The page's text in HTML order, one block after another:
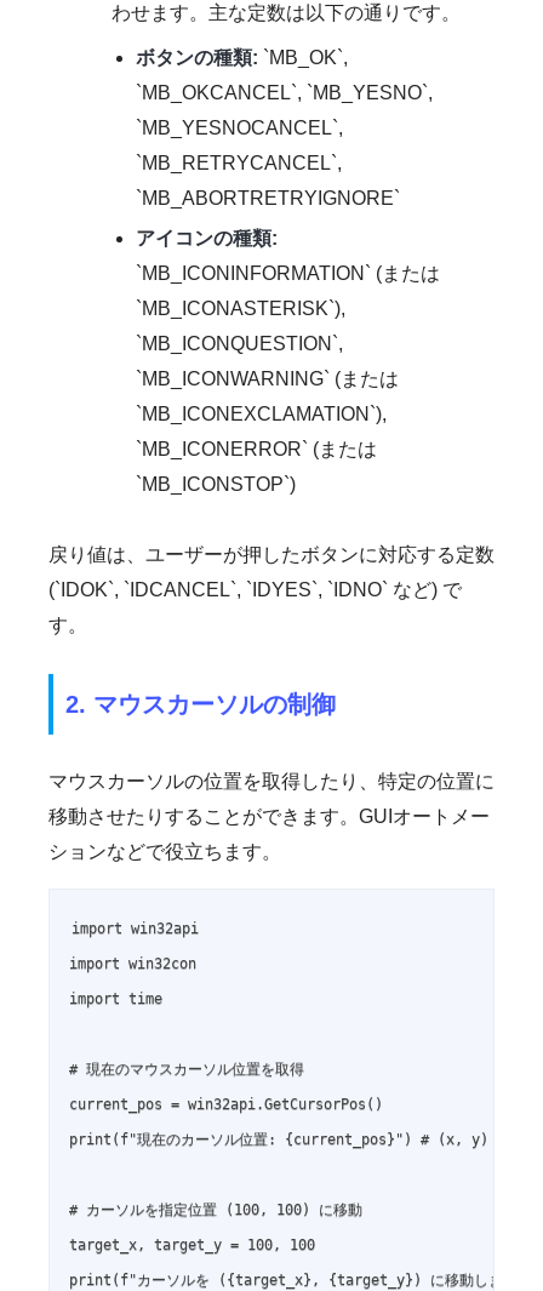
わせます。主な定数は以下の通りです。
ボタンの種類: `MB_OK`,
`MB_OKCANCEL`, `MB_YESNO`,
`MB_YESNOCANCEL`,
`MB_RETRYCANCEL`,
`MB_ABORTRETRYIGNORE`
アイコンの種類:
`MB_ICONINFORMATION` (または
`MB_ICONASTERISK`),
`MB_ICONQUESTION`,
`MB_ICONWARNING` (または
`MB_ICONEXCLAMATION`),
`MB_ICONERROR` (または
`MB_ICONSTOP`)
戻り値は、ユーザーが押したボタンに対応する定数
(`IDOK`, `IDCANCEL`, `IDYES`, `IDNO` など) で
す。
2. マウスカーソルの制御
マウスカーソルの位置を取得したり、特定の位置に
移動させたりすることができます。GUIオートメー
ションなどで役立ちます。
import win32api
import win32con
import time
# 現在のマウスカーソル位置を取得
current_pos = win32api.GetCursorPos()
print(f"現在のカーソル位置: {current_pos}") # (x, y) タプル
# カーソルを指定位置 (100, 100) に移動
target_x, target_y = 100, 100
print(f"カーソルを ({target_x}, {target_y}) に移動します